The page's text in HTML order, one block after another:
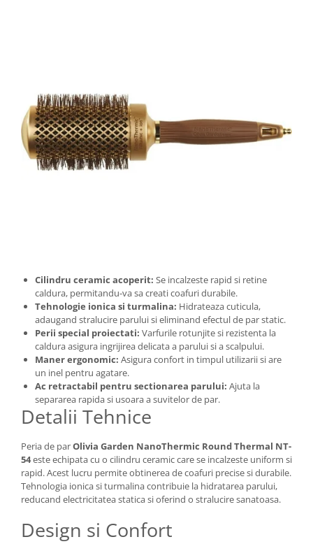
Cilindru ceramic acoperit: Se incalzeste rapid si retine
caldura, permitandu-va sa creati coafuri durabile.
Tehnologie ionica si turmalina: Hidrateaza cuticula,
adaugand stralucire parului si eliminand efectul de par static.
Perii special proiectati: Varfurile rotunjite si rezistenta la
caldura asigura ingrijirea delicata a parului si a scalpului.
Maner ergonomic: Asigura confort in timpul utilizarii si are
un inel pentru agatare.
Ac retractabil pentru sectionarea parului: Ajuta la
separarea rapida si usoara a suvitelor de par.
Detalii Tehnice
Peria de parOlivia Garden NanoThermic Round Thermal NT-
54este echipata cu o cilindru ceramic care se incalzeste uniform si
rapid. Acest lucru permite obtinerea de coafuri precise si durabile.
Tehnologia ionica si turmalina contribuie la hidratarea parului,
reducand electricitatea statica si oferind o stralucire sanatoasa.
Design si Confort